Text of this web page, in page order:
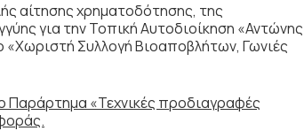
αίτησης χρηματοδότησης, της
για την Τοπική Αυτοδιοίκηση «Αντώνης
«Χωριστή Συλλογή Βιοαποβλήτων, Γωνιές
«Τεχνικές προδιαγραφές